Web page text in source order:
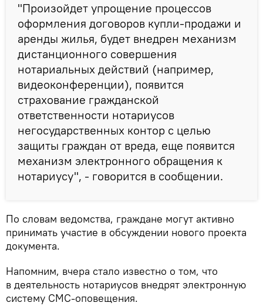
"Произойдет упрощение процессов
оформления договоров купли-продажи и
аренды жилья, будет внедрен механизм
дистанционного совершения
нотариальных действий (например,
видеоконференции), появится
страхование гражданской
ответственности нотариусов
негосударственных контор с целью
защиты граждан от вреда, еще появится
механизм электронного обращения к
нотариусу", - говорится в сообщении.
По словам ведомства, граждане могут активно
принимать участие в обсуждении нового проекта
документа.
Напомним, вчера стало известно о том, что
в деятельность нотариусов внедрят электронную
систему СМС-оповещения.